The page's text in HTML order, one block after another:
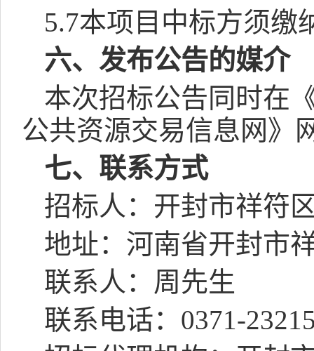
5.7本项目中标方须缴
六、发布公告的媒介
本次招标公告同时在
公共资源交易信息网》
七、联系方式
招标人：开封市祥符
地址：河南省开封市
联系人：周先生
联系电话： 0371-